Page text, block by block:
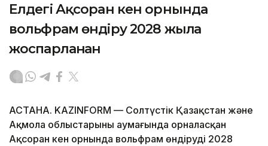
Елдегі Ақсоран кен орнында
вольфрам өндіру 2028 жылға
жоспарланған
АСТАНА. KAZINFORM — Солтүстік Қазақстан және
Ақмола облыстарының аумағында орналасқан
Ақсоран кен орнында вольфрам өндіруді 2028